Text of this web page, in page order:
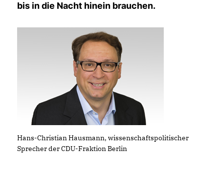
bis in die Nacht hinein brauchen.
Hans-Christian Hausmann, wissenschaftspolitischer
Sprecher der CDU-Fraktion Berlin